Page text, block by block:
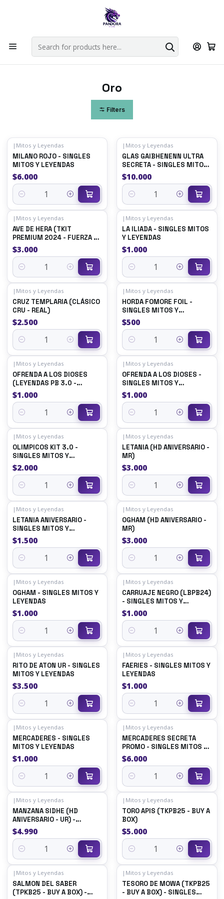
Por compras en cartas singles superiores a 49.990 el envio es
Explorar singles
Home Juegos de cartas TCG Mitos y Leyendas TCG
Singles Primer Bloque MYL Oro
Oro
Filters
| Mitos y Leyendas
MILANO ROJO - SINGLES
MITOS Y LEYENDAS
$6.000
Quantity
| Mitos y Leyendas
GLAS GAIBHENENN ULTRA
SECRETA - SINGLES MITOS
Y LEYENDAS
$10.000
Quantity
| Mitos y Leyendas
AVE DE HERA (TKIT
PREMIUM 2024 - FUERZA Y
DESTINO)
$3.000
Quantity
| Mitos y Leyendas
LA ILIADA - SINGLES MITOS
Y LEYENDAS
$1.000
Quantity
| Mitos y Leyendas
CRUZ TEMPLARIA (CLÁSICO
CRU - REAL)
$2.500
Quantity
| Mitos y Leyendas
HORDA FOMORE FOIL -
SINGLES MITOS Y
LEYENDAS
$500
Quantity
| Mitos y Leyendas
OFRENDA A LOS DIOSES
(LEYENDAS PB 3.0 -
REALES)
$1.000
Quantity
| Mitos y Leyendas
OFRENDA A LOS DIOSES -
SINGLES MITOS Y
LEYENDAS
$1.000
Quantity
| Mitos y Leyendas
OLIMPICOS KIT 3.0 -
SINGLES MITOS Y
LEYENDAS
$2.000
Quantity
| Mitos y Leyendas
LETANIA (HD ANIVERSARIO -
MR)
$3.000
Quantity
| Mitos y Leyendas
LETANIA ANIVERSARIO -
SINGLES MITOS Y
LEYENDAS
$1.500
Quantity
| Mitos y Leyendas
OGHAM (HD ANIVERSARIO -
MR)
$3.000
Quantity
| Mitos y Leyendas
OGHAM - SINGLES MITOS Y
LEYENDAS
$1.000
Quantity
| Mitos y Leyendas
CARRUAJE NEGRO (LBPB24)
- SINGLES MITOS Y
LEYENDAS
$1.000
Quantity
| Mitos y Leyendas
RITO DE ATON UR - SINGLES
MITOS Y LEYENDAS
$3.500
Quantity
| Mitos y Leyendas
FAERIES - SINGLES MITOS Y
LEYENDAS
$1.000
Quantity
| Mitos y Leyendas
MERCADERES - SINGLES
MITOS Y LEYENDAS
$1.000
Quantity
| Mitos y Leyendas
MERCADERES SECRETA
PROMO - SINGLES MITOS Y
LEYENDAS
$6.000
Quantity
| Mitos y Leyendas
MANZANA SIDHE (HD
ANIVERSARIO - UR) -
SINGLES MITOS Y
LEYENDAS
$4.990
Quantity
| Mitos y Leyendas
TORO APIS (TKPB25 - BUY A
BOX)
$5.000
Quantity
| Mitos y Leyendas
SALMON DEL SABER
(TPKB25 - BUY A BOX) -
| Mitos y Leyendas
TESORO DE MOWA (TKPB25
- BUY A BOX) - SINGLES